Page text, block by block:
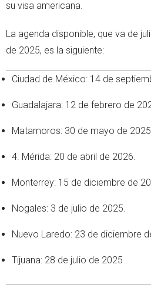
su visa americana.
La agenda disponible, que va de
de 2025, es la siguiente:
Ciudad de México: 14 de
Guadalajara: 12 de febrero de
Matamoros: 30 de mayo de 2025.
4. Mérida: 20 de abril de 2026.
Monterrey: 15 de diciembre de
Nogales: 3 de julio de 2025.
Nuevo Laredo: 23 de diciembre
Tijuana: 28 de julio de 2025